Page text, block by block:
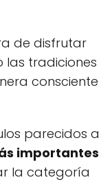
de disfrutar
las tradiciones
consciente
parecidos a
importantes
la categoría